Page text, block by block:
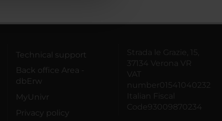
Technical support
Back office Area -
dbErw
MyUnivr
Privacy policy
Strada le Grazie, 15,
37134 Verona VR
VAT
number01541040232
Italian Fiscal
Code93009870234